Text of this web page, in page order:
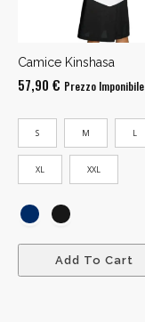
Camice Kinshasa
57,90 € Prezzo Imponibile
S M L
XL XXL
Add To Cart